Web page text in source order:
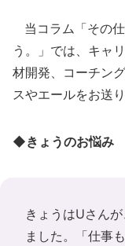
当コラム「その
う。」では、キャ
材開発、コーチン
スやエールをお送
◆きょうのお悩み
きょうはUさん
ました。「仕事